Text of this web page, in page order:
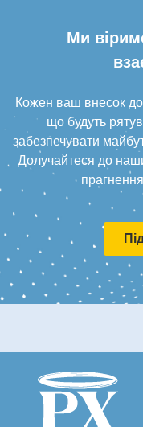
Ми
Кожен ваш внесок
що будуть
забезпечувати
Долучайтеся до